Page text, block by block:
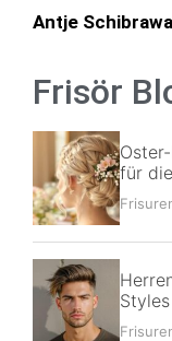
Antje Schibrawa
Frisör
für